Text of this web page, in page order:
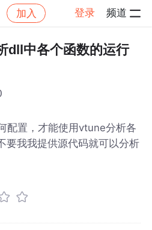
加入 登录 频道
技术 帖子详情
dll中各个函数的运行
配置，才能使用vtune分析各
要我我提供源代码就可以分析